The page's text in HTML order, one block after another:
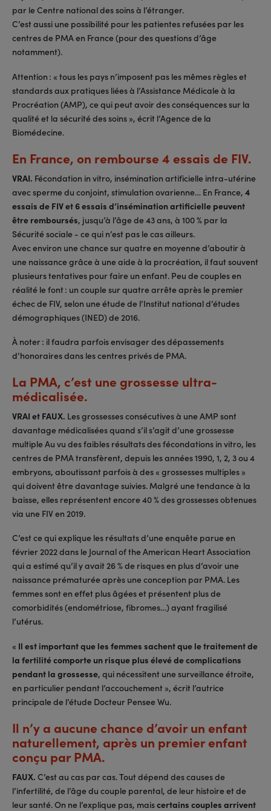
par le Centre national des soins à l’étranger.
C’est aussi une possibilité pour les patientes refusées par les
centres de PMA en France (pour des questions d’âge
notamment).
Attention : « tous les pays n’imposent pas les mêmes règles et
standards aux pratiques liées à l’Assistance Médicale à la
Procréation (AMP), ce qui peut avoir des conséquences sur la
qualité et la sécurité des soins », écrit l’Agence de la
Biomédecine.
En France, on rembourse 4 essais de FIV.
VRAI. Fécondation in vitro, insémination artificielle intra-utérine
avec sperme du conjoint, stimulation ovarienne… En France, 4
essais de FIV et 6 essais d’insémination artificielle peuvent
être remboursés, jusqu’à l’âge de 43 ans, à 100 % par la
Sécurité sociale - ce qui n’est pas le cas ailleurs.
Avec environ une chance sur quatre en moyenne d’aboutir à
une naissance grâce à une aide à la procréation, il faut souvent
plusieurs tentatives pour faire un enfant. Peu de couples en
réalité le font : un couple sur quatre arrête après le premier
échec de FIV, selon une étude de l’Institut national d’études
démographiques (INED) de 2016.
À noter : il faudra parfois envisager des dépassements
d’honoraires dans les centres privés de PMA.
La PMA, c’est une grossesse ultra-
médicalisée.
VRAI et FAUX. Les grossesses consécutives à une AMP sont
davantage médicalisées quand s’il s’agit d’une grossesse
multiple Au vu des faibles résultats des fécondations in vitro, les
centres de PMA transfèrent, depuis les années 1990, 1, 2, 3 ou 4
embryons, aboutissant parfois à des « grossesses multiples »
qui doivent être davantage suivies. Malgré une tendance à la
baisse, elles représentent encore 40 % des grossesses obtenues
via une FIV en 2019.
C’est ce qui explique les résultats d’une enquête parue en
février 2022 dans le Journal of the American Heart Association
qui a estimé qu’il y avait 26 % de risques en plus d’avoir une
naissance prématurée après une conception par PMA. Les
femmes sont en effet plus âgées et présentent plus de
comorbidités (endométriose, fibromes…) ayant fragilisé
l’utérus.
« Il est important que les femmes sachent que le traitement de
la fertilité comporte un risque plus élevé de complications
pendant la grossesse, qui nécessitent une surveillance étroite,
en particulier pendant l’accouchement », écrit l’autrice
principale de l’étude Docteur Pensee Wu.
Il n’y a aucune chance d’avoir un enfant
naturellement, après un premier enfant
conçu par PMA.
FAUX. C’est au cas par cas. Tout dépend des causes de
l’infertilité, de l’âge du couple parental, de leur histoire et de
leur santé. On ne l’explique pas, maiscertains couples arrivent